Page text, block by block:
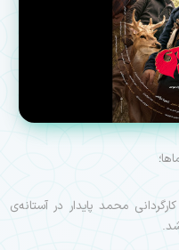
محمد پایدار در آستانه‌ی